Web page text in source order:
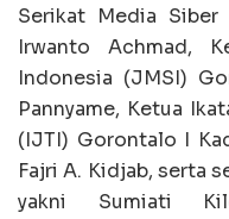
Serikat Media
Irwanto Achmad,
Indonesia (JMSI)
Pannyame, Ketua
(IJTI) Gorontalo I
Fajri A. Kidjab, serta
yakni Sumiati